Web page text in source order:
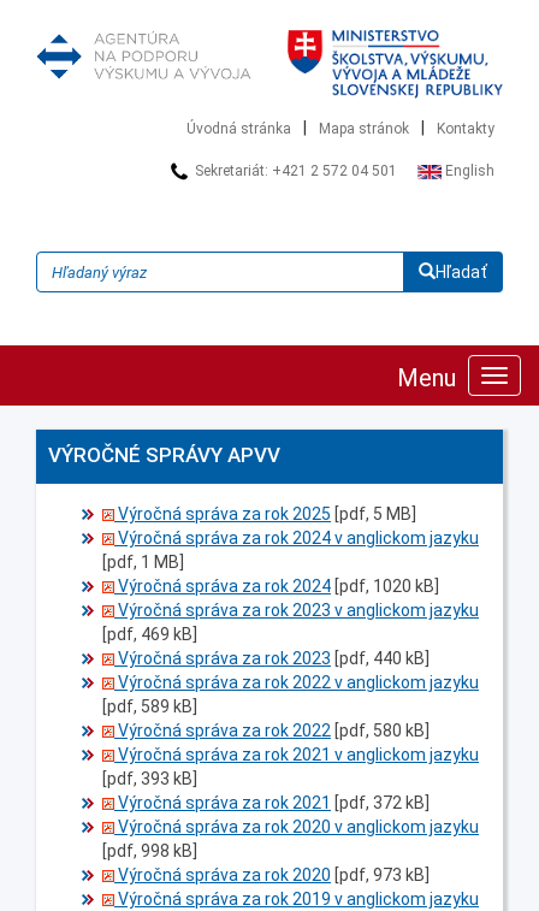
Úvodná stránka Mapa stránok Kontakty
Sekretariát: +421 2 572 04 501 English
Hľadať
Menu
VÝROČNÉ SPRÁVY APVV
Výročná správa za rok 2025 [pdf, 5 MB]
Výročná správa za rok 2024 v anglickom jazyku
[pdf, 1 MB]
Výročná správa za rok 2024 [pdf, 1020 kB]
Výročná správa za rok 2023 v anglickom jazyku
[pdf, 469 kB]
Výročná správa za rok 2023 [pdf, 440 kB]
Výročná správa za rok 2022 v anglickom jazyku
[pdf, 589 kB]
Výročná správa za rok 2022 [pdf, 580 kB]
Výročná správa za rok 2021 v anglickom jazyku
[pdf, 393 kB]
Výročná správa za rok 2021 [pdf, 372 kB]
Výročná správa za rok 2020 v anglickom jazyku
[pdf, 998 kB]
Výročná správa za rok 2020 [pdf, 973 kB]
Výročná správa za rok 2019 v anglickom jazyku